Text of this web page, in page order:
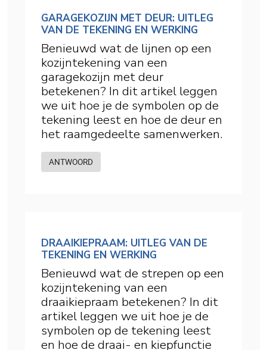
GARAGEKOZIJN MET DEUR: UITLEG
VAN DE TEKENING EN WERKING
Benieuwd wat de lijnen op een
kozijntekening van een
garagekozijn met deur
betekenen? In dit artikel leggen
we uit hoe je de symbolen op de
tekening leest en hoe de deur en
het raamgedeelte samenwerken.
ANTWOORD
DRAAIKIEPRAAM: UITLEG VAN DE
TEKENING EN WERKING
Benieuwd wat de strepen op een
kozijntekening van een
draaikiepraam betekenen? In dit
artikel leggen we uit hoe je de
symbolen op de tekening leest
en hoe de draai- en kiepfunctie